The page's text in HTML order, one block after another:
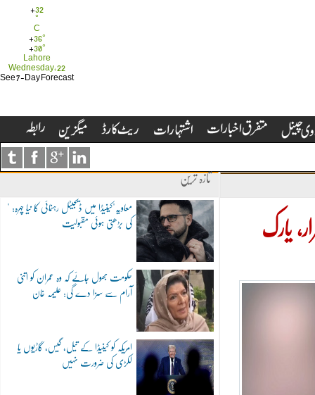
+32
°
C
+36°
+30°
Lahore
Wednesday, 22
See 7-Day Forecast
تازہ ترین
"معاویہ"کینیڈا میں ڈیجیٹل رہنمائی کا نیا چہرہ:
کی بڑھتی ہوئی مقبولیت
حکومت بھول جائے کہ وہ عمران کو اتنی
آرام سے سزا دے گی: علیمہ خان
امریکہ کو کینیڈا کے تیل، گیس، گاڑیوں یا
لکڑی کی ضرورت نہیں
یارک